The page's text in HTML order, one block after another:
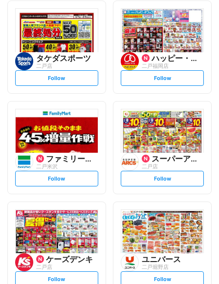
タケダスポーツ
二戸店
s
t
o
Follow
ハッピー・ドラッグ
二戸福岡店
s
t
l
o
w
Follow
ファミリーマート
二戸米沢
s
t
l
o
w
Follow
スーパーアークス
二戸店
s
t
l
o
w
Follow
ケーズデンキ
二戸店
s
Follow
ユニバース
二戸堀野店
s
Follow